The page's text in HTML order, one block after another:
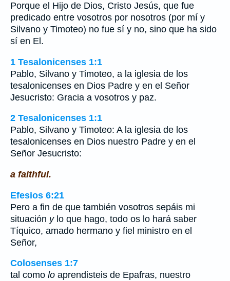
Porque el Hijo de Dios, Cristo Jesús, que fue
predicado entre vosotros por nosotros (por mí y
Silvano y Timoteo) no fue sí y no, sino que ha sido
sí en El.
1 Tesalonicenses 1:1
Pablo, Silvano y Timoteo, a la iglesia de los
tesalonicenses en Dios Padre y en el Señor
Jesucristo: Gracia a vosotros y paz.
2 Tesalonicenses 1:1
Pablo, Silvano y Timoteo: A la iglesia de los
tesalonicenses en Dios nuestro Padre y en el
Señor Jesucristo:
a faithful.
Efesios 6:21
Pero a fin de que también vosotros sepáis mi
situación ylo que hago, todo os lo hará saber
Tíquico, amado hermano y fiel ministro en el
Señor,
Colosenses 1:7
tal como lo aprendisteis de Epafras, nuestro